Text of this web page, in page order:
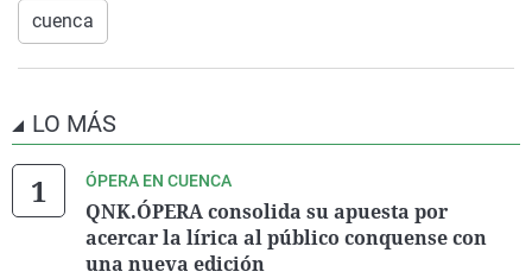
cuenca
LO MÁS
ÓPERA EN CUENCA
QNK.ÓPERA consolida su apuesta por
acercar la lírica al público conquense con
una nueva edición